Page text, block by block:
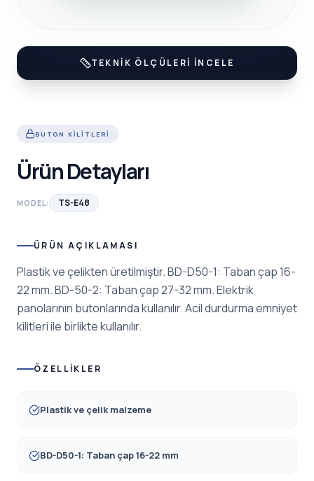
TEKNIK ÖLÇÜLERI İNCELE
BUTON KILITLERI
Ürün Detayları
MODEL: TS-E48
ÜRÜN AÇIKLAMASI
Plastik ve çelikten üretilmiştir. BD-D50-1: Taban çap 16-
22 mm. BD-50-2: Taban çap 27-32 mm. Elektrik
panolarının butonlarında kullanılır. Acil durdurma emniyet
kilitleri ile birlikte kullanılır.
ÖZELLIKLER
Plastik ve çelik malzeme
BD-D50-1: Taban çap 16-22 mm